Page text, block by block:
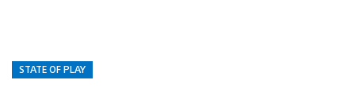
STATE OF PLAY